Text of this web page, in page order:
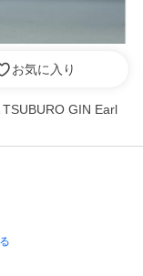
お気に入り
GIN Earl